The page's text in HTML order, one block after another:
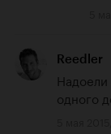
Reedler
одного